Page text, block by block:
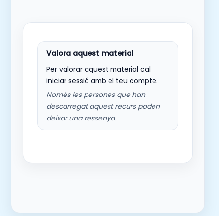
Per valorar aquest material cal
iniciar sessió amb el teu compte.
Només les persones que han
descarregat aquest recurs poden
deixar una ressenya.